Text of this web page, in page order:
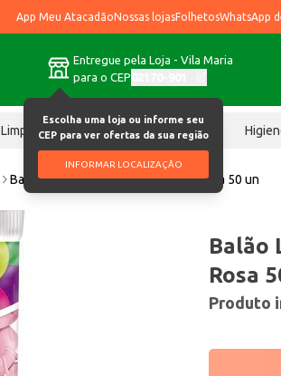
App Meu AtacadãoNossas lojasFolhetosWhatsApp
Entregue pela Loja - Vila Maria
para o CEP
Escolha uma loja ou informe seu
CEP para ver ofertas da sua região
INFORMAR LOCALIZAÇÃO
Limpeza Chocolates
Balão Liso Basic São Roque N°6.5 Rosa 50 un
Balão
Rosa
Produto